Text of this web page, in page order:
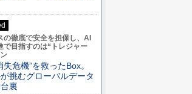
の徹底で安全を担保し、AI
で目指すのは“トレジャー
失危機”を救ったBox。
挑むグローバルデータ
裏